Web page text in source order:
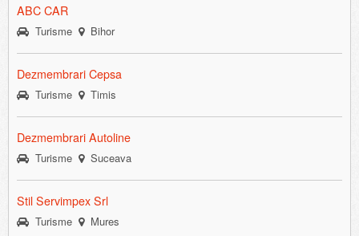
ABC CAR
Turisme Bihor
Dezmembrari Cepsa
Turisme Timis
Dezmembrari Autoline
Turisme Suceava
Stil Servimpex Srl
Turisme Mures